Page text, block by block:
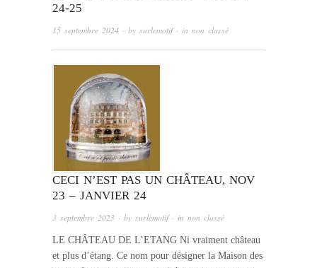
24-25
15 septembre 2024 · by surlemotif· in non classé
CECI N’EST PAS UN CHÂTEAU, NOV
23 – JANVIER 24
3 septembre 2023 · by surlemotif· in non classé
LE CHÂTEAU DE L’ETANG Ni vraiment château
et plus d’étang. Ce nom pour désigner la Maison des